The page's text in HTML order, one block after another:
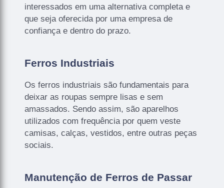
interessados em uma alternativa completa e
que seja oferecida por uma empresa de
confiança e dentro do prazo.
Ferros Industriais
Os ferros industriais são fundamentais para
deixar as roupas sempre lisas e sem
amassados. Sendo assim, são aparelhos
utilizados com frequência por quem veste
camisas, calças, vestidos, entre outras peças
sociais.
Manutenção de Ferros de Passar